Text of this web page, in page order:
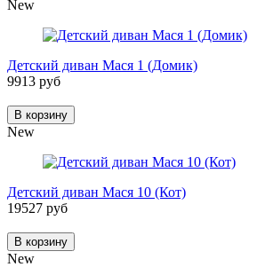
New
Детский диван Мася 1 (Домик)
9913 руб
В корзину
New
Детский диван Мася 10 (Кот)
19527 руб
В корзину
New